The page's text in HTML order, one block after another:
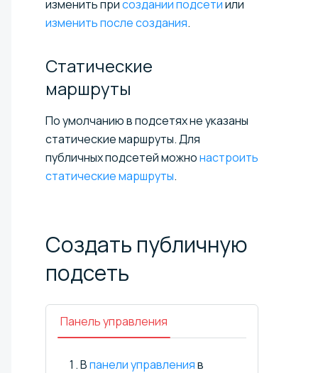
изменить присоздании подсетиили
изменить после создания.
Статические
маршруты
По умолчанию в подсетях не указаны
статические маршруты. Для
публичных подсетей можнонастроить
статические маршруты.
Создать публичную
подсеть
Панель управления
Впанели управленияв